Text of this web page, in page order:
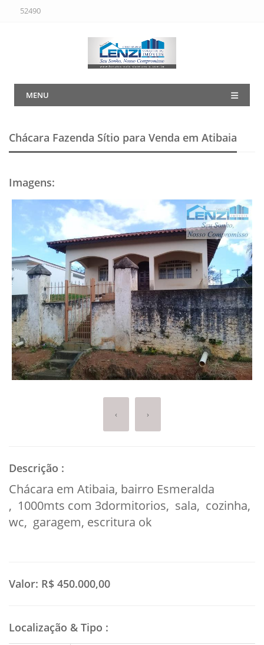
52490
MENU
Chácara Fazenda Sítio para Venda em Atibaia
Imagens:
‹ ›
Descrição :
Chácara em Atibaia, bairro Esmeralda
, 1000mts com 3dormitorios, sala, cozinha,
wc, garagem, escritura ok
Valor: R$ 450.000,00
Localização & Tipo :